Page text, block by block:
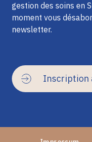
gestion des soins en
moment vous
newsletter.
Inscription